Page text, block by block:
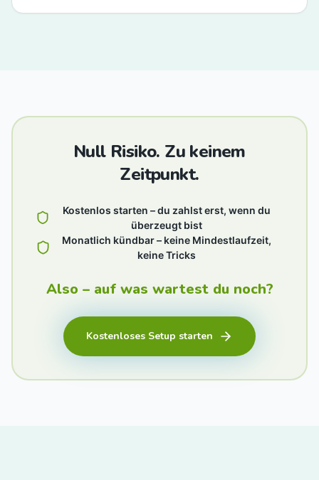
Null Risiko. Zu keinem
Zeitpunkt.
Kostenlos starten – du zahlst erst, wenn du
überzeugt bist
Monatlich kündbar – keine Mindestlaufzeit,
keine Tricks
Also – auf was wartest du noch?
Kostenloses Setup starten